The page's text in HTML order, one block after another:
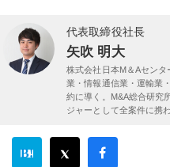
代表取締役社長
矢吹 明大
株式会社日本M＆Aセン
業・情報通信業・運輸業
約に導く。M&A総合研究
ジャーとして全案件に携わ